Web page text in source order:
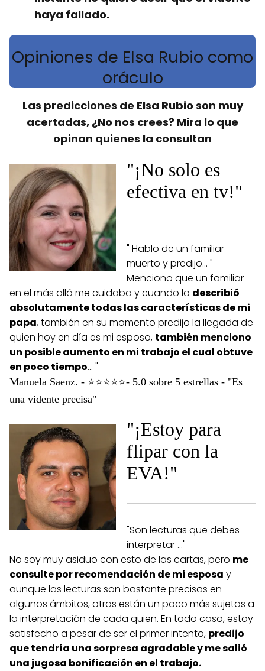
haya fallado.
Opiniones de Elsa Rubio como
oráculo
Las predicciones de Elsa Rubio son muy
acertadas, ¿No nos crees? Mira lo que
opinan quienes la consultan
"¡No solo es
efectiva en tv!"
" Hablo de un familiar
muerto y predijo... "
Menciono que un familiar
en el más allá me cuidaba y cuando lo describió
absolutamente todas las características de mi
papa, también en su momento predijo la llegada de
quien hoy en día es mi esposo, también menciono
un posible aumento en mi trabajo el cual obtuve
en poco tiempo… "
Manuela Saenz. - ⭐⭐⭐⭐⭐- 5.0 sobre 5 estrellas - "Es
una vidente precisa"
"¡Estoy para
flipar con la
EVA!"
"Son lecturas que debes
interpretar …"
No soy muy asiduo con esto de las cartas, pero me
consulte por recomendación de mi esposa y
aunque las lecturas son bastante precisas en
algunos ámbitos, otras están un poco más sujetas a
la interpretación de cada quien. En todo caso, estoy
satisfecho a pesar de ser el primer intento, predijo
que tendría una sorpresa agradable y me salió
una jugosa bonificación en el trabajo.